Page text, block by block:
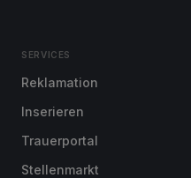
SERVICES
Reklamation
Inserieren
Trauerportal
Stellenmarkt